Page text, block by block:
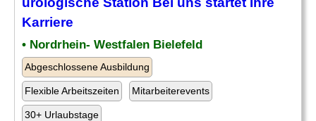
Karriere
• Nordrhein- Westfalen Bielefeld
Abgeschlossene Ausbildung
Flexible Arbeitszeiten Mitarbeiterevents
30+ Urlaubstage